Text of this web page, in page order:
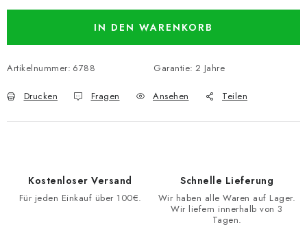
IN DEN WARENKORB
Artikelnummer: 6788 Garantie: 2 Jahre
Drucken Fragen Ansehen Teilen
Kostenloser Versand
Für jeden Einkauf über 100€.
Schnelle Lieferung
Wir haben alle Waren auf Lager.
Wir liefern innerhalb von 3
Tagen.